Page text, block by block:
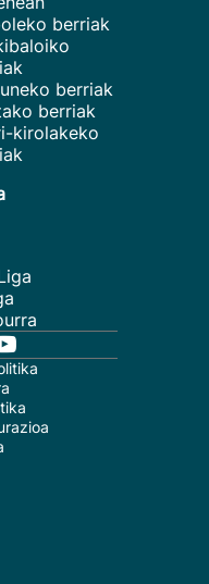
berriak
berriak
berriak
kirolakeko